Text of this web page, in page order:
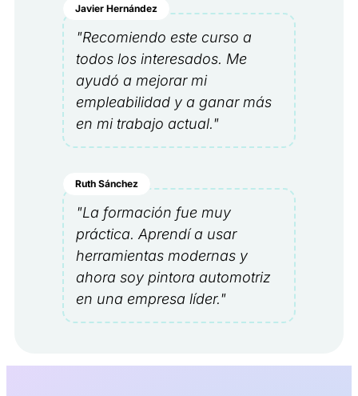
Javier Hernández
"Recomiendo este curso a
todos los interesados. Me
ayudó a mejorar mi
empleabilidad y a ganar más
en mi trabajo actual."
Ruth Sánchez
"La formación fue muy
práctica. Aprendí a usar
herramientas modernas y
ahora soy pintora automotriz
en una empresa líder."